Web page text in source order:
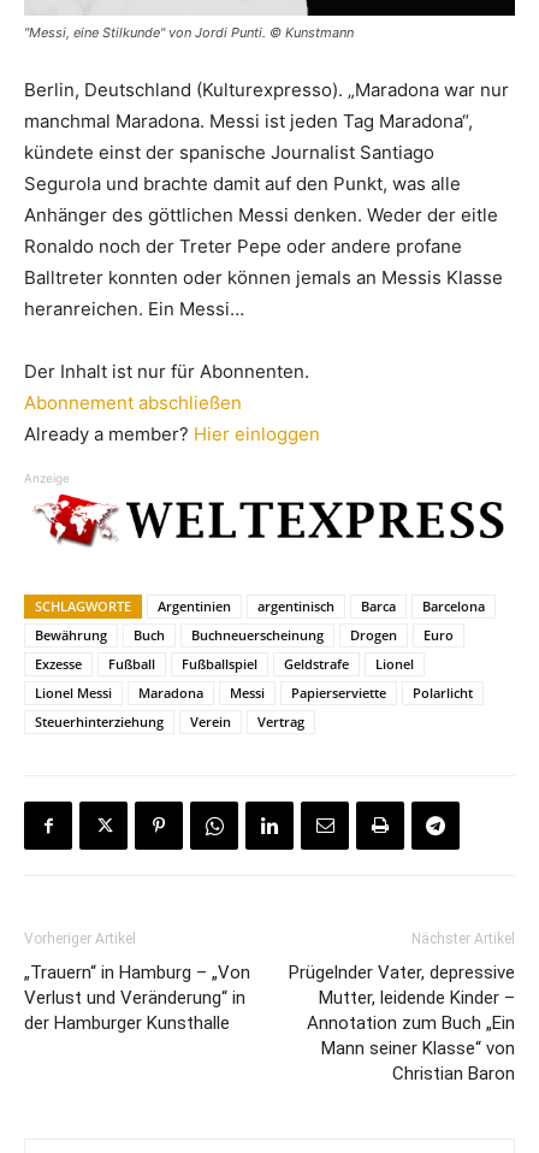
"Messi, eine Stilkunde" von Jordi Punti. © Kunstmann
Berlin, Deutschland (Kulturexpresso). „Maradona war nur
manchmal Maradona. Messi ist jeden Tag Maradona“,
kündete einst der spanische Journalist Santiago
Segurola und brachte damit auf den Punkt, was alle
Anhänger des göttlichen Messi denken. Weder der eitle
Ronaldo noch der Treter Pepe oder andere profane
Balltreter konnten oder können jemals an Messis Klasse
heranreichen. Ein Messi…
Der Inhalt ist nur für Abonnenten.
Abonnement abschließen
Already a member? Hier einloggen
Anzeige
SCHLAGWORTE Argentinien argentinisch Barca
Barcelona
Bewährung
Buch Buchneuerscheinung Drogen
Euro
Exzesse
Fußball Fußballspiel Geldstrafe
Lionel
Lionel Messi
Maradona Messi Papierserviette
Polarlicht
Steuerhinterziehung
Verein Vertrag
Vorheriger Artikel
„Trauern“ in Hamburg – „Von
Verlust und Veränderung“ in
der Hamburger Kunsthalle
Nächster Artikel
Prügelnder Vater, depressive
Mutter, leidende Kinder –
Annotation zum Buch „Ein
Mann seiner Klasse“ von
Christian Baron